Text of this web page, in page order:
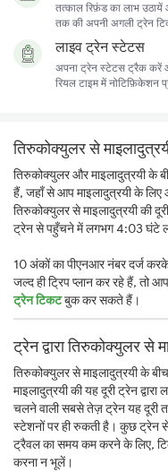
तत्काल रिफ़ंड का लाभ
तक की अपनी अगली ट्रेन
लाइव ट्रेन स्टेटस
अपना ट्रेन स्टेटस ट्रैक करें
रियल टाइम में नोटिफ़िकेशन
तिरुकोक्युलर से
तिरुकोक्युलर और माइलादुत्रयी के
हैं, जहाँ से आप माइलादुत्रयी के
तिरुकोक्युलर से माइलादुत्रयी की
ट्रेन से पहुँचने में लगभग 4:03 घंटे
10 अंकों का पीएनआर नंबर दर्ज
जल्द ही ट्रिप प्लान कर रहे हैं, तो आप
ट्रेन टिकटबुक कर सकते हैं।
ट्रेन द्वारा तिरुकोक्युलर से
तिरुकोक्युलर से माइलादुत्रयी के
माइलादुत्रयी की यह दूरी ट्रेन
चलने वाली सबसे तेज़ ट्रेन यह दूरी
स्टेशनों पर ही रुकती है। कुछ ट्रेन
ट्रैवल का समय कम करने के लिए,
करना न भूलें।